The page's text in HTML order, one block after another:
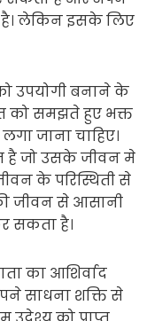
है। लेकिन इसके लिए
उपयोगी बनाने के
को समझते हुए भक्त
जाना चाहिए।
है जो उसके जीवन मे
के परिस्थिती से
जीवन से आसानी
सकता है।
का आशिर्वाद
साधना शक्ति से